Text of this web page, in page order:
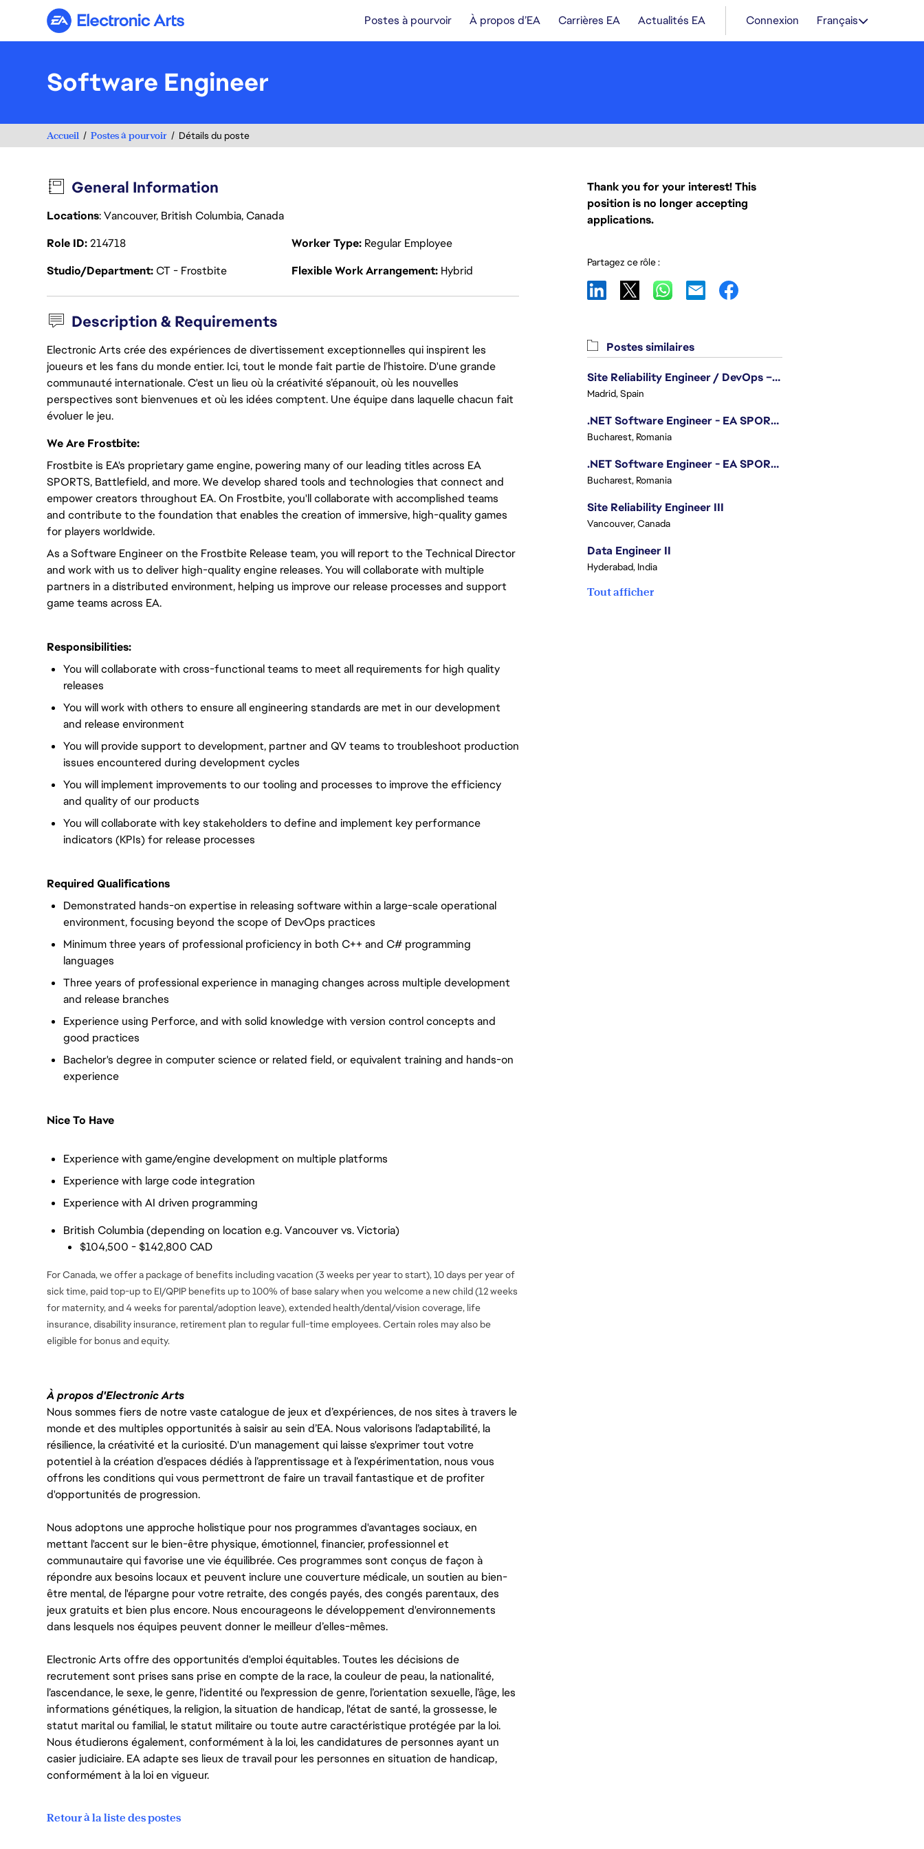
Electronic Arts Postes à pourvoir À propos d’EA Carrières EA Actualités EA Connexion Français
Software Engineer
Accueil Postes à pourvoir Détails du poste
General Information
Locations: Vancouver, British Columbia, Canada
Role ID214718 Worker Type Regular Employee
Studio/DepartmentCT - Frostbite Flexible Work Arrangement Hybrid
Description & Requirements
Electronic Arts crée des expériences de divertissement exceptionnelles qui inspirent les
joueurs et les fans du monde entier. Ici, tout le monde fait partie de l’histoire. D'une grande
communauté internationale. C'est un lieu où la créativité s’épanouit, où les nouvelles
perspectives sont bienvenues et où les idées comptent. Une équipe dans laquelle chacun fait
évoluer le jeu.
We Are Frostbite:
Frostbite is EA's proprietary game engine, powering many of our leading titles across EA
SPORTS, Battlefield, and more. We develop shared tools and technologies that connect and
empower creators throughout EA. On Frostbite, you'll collaborate with accomplished teams
and contribute to the foundation that enables the creation of immersive, high-quality games
for players worldwide.
As a Software Engineer on the Frostbite Release team, you will report to the Technical Director
and work with us to deliver high-quality engine releases. You will collaborate with multiple
partners in a distributed environment, helping us improve our release processes and support
game teams across EA.
Responsibilities:
You will collaborate with cross-functional teams to meet all requirements for high quality
releases
You will work with others to ensure all engineering standards are met in our development
and release environment
You will provide support to development, partner and QV teams to troubleshoot production
issues encountered during development cycles
You will implement improvements to our tooling and processes to improve the efficiency
and quality of our products
You will collaborate with key stakeholders to define and implement key performance
indicators (KPIs) for release processes
Required Qualifications
Demonstrated hands-on expertise in releasing software within a large-scale operational
environment, focusing beyond the scope of DevOps practices
Minimum three years of professional proficiency in both C++ and C# programming
languages
Three years of professional experience in managing changes across multiple development
and release branches
Experience using Perforce, and with solid knowledge with version control concepts and
good practices
Bachelor's degree in computer science or related field, or equivalent training and hands-on
experience
Nice To Have
Experience with game/engine development on multiple platforms
Experience with large code integration
Experience with AI driven programming
British Columbia (depending on location e.g. Vancouver vs. Victoria)
$104,500 - $142,800 CAD
For Canada, we offer a package of benefits including vacation (3 weeks per year to start), 10 days per year of
sick time, paid top-up to EI/QPIP benefits up to 100% of base salary when you welcome a new child (12 weeks
for maternity, and 4 weeks for parental/adoption leave), extended health/dental/vision coverage, life
insurance, disability insurance, retirement plan to regular full-time employees. Certain roles may also be
eligible for bonus and equity.
À propos d'Electronic Arts
Nous sommes fiers de notre vaste catalogue de jeux et d’expériences, de nos sites à travers le
monde et des multiples opportunités à saisir au sein d’EA. Nous valorisons l’adaptabilité, la
résilience, la créativité et la curiosité. D'un management qui laisse s'exprimer tout votre
potentiel à la création d’espaces dédiés à l’apprentissage et à l’expérimentation, nous vous
offrons les conditions qui vous permettront de faire un travail fantastique et de profiter
d'opportunités de progression.
Nous adoptons une approche holistique pour nos programmes d'avantages sociaux, en
mettant l'accent sur le bien-être physique, émotionnel, financier, professionnel et
communautaire qui favorise une vie équilibrée. Ces programmes sont conçus de façon à
répondre aux besoins locaux et peuvent inclure une couverture médicale, un soutien au bien-
être mental, de l'épargne pour votre retraite, des congés payés, des congés parentaux, des
jeux gratuits et bien plus encore. Nous encourageons le développement d'environnements
dans lesquels nos équipes peuvent donner le meilleur d’elles-mêmes.
Electronic Arts offre des opportunités d'emploi équitables. Toutes les décisions de
recrutement sont prises sans prise en compte de la race, la couleur de peau, la nationalité,
l’ascendance, le sexe, le genre, l'identité ou l'expression de genre, l’orientation sexuelle, l’âge, les
informations génétiques, la religion, la situation de handicap, l'état de santé, la grossesse, le
statut marital ou familial, le statut militaire ou toute autre caractéristique protégée par la loi.
Nous étudierons également, conformément à la loi, les candidatures de personnes ayant un
casier judiciaire. EA adapte ses lieux de travail pour les personnes en situation de handicap,
conformément à la loi en vigueur.
Retour à la liste des postes
Thank you for your interest! This
position is no longer accepting
applications.
Partagez ce rôle :
Postes similaires
Site Reliability Engineer / DevOps – Localization
Madrid, Spain
.NET Software Engineer - EA SPORTS™ FC
Bucharest, Romania
.NET Software Engineer - EA SPORTS™ FC
Bucharest, Romania
Site Reliability Engineer III
Vancouver, Canada
Data Engineer II
Hyderabad, India
Tout afficher